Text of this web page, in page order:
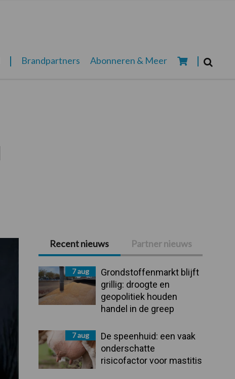
Brandpartners Abonneren & Meer
Primaire
Sidebar
Recent nieuws Partner nieuws
7 aug
Grondstoffenmarkt blijft
grillig: droogte en
geopolitiek houden
handel in de greep
7 aug
De speenhuid: een vaak
onderschatte
risicofactor voor mastitis